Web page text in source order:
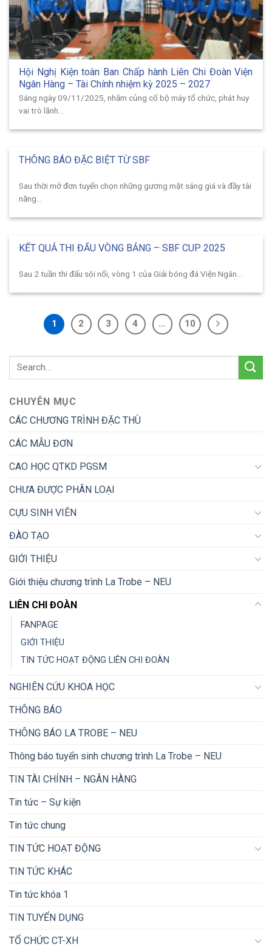
Hội Nghị Kiện toàn Ban Chấp hành Liên Chi Đoàn Viện
Ngân Hàng – Tài Chính nhiệm kỳ 2025 – 2027
Sáng ngày 09/11/2025, nhằm củng cố bộ máy tổ chức, phát huy
vai trò lãnh...
THÔNG BÁO ĐẶC BIỆT TỪ SBF
Sau thời mở đơn tuyển chọn những gương mặt sáng giá và đầy tài
năng...
KẾT QUẢ THI ĐẤU VÒNG BẢNG – SBF CUP 2025
Sau 2 tuần thi đấu sôi nổi, vòng 1 của Giải bóng đá Viện Ngân...
1 2 3 4 … 10
CHUYÊN MỤC
CÁC CHƯƠNG TRÌNH ĐẶC THÙ
CÁC MẪU ĐƠN
CAO HỌC QTKD PGSM
CHƯA ĐƯỢC PHÂN LOẠI
CỰU SINH VIÊN
ĐÀO TẠO
GIỚI THIỆU
Giới thiệu chương trình La Trobe – NEU
LIÊN CHI ĐOÀN
FANPAGE
GIỚI THIỆU
TIN TỨC HOẠT ĐỘNG LIÊN CHI ĐOÀN
NGHIÊN CỨU KHOA HỌC
THÔNG BÁO
THÔNG BÁO LA TROBE – NEU
Thông báo tuyển sinh chương trình La Trobe – NEU
TIN TÀI CHÍNH – NGÂN HÀNG
Tin tức – Sự kiện
Tin tức chung
TIN TỨC HOẠT ĐỘNG
TIN TỨC KHÁC
Tin tức khóa 1
TIN TUYỂN DỤNG
TỔ CHỨC CT-XH